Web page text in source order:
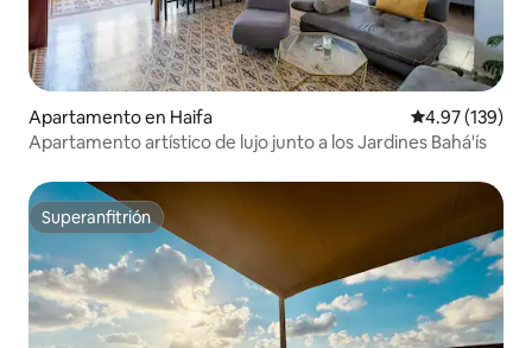
Apartamento en Haifa Calificación
4.97 (139)
Apartamento artístico de lujo junto a los Jardines Bahá'ís
Superanfitrión
Superanfitrión